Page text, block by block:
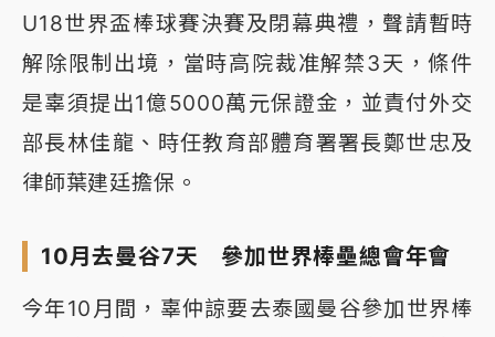
U18世界盃棒球賽決賽及閉幕典禮，聲請暫時
解除限制出境，當時高院裁准解禁3天，條件
是辜須提出1億5000萬元保證金，並責付外交
部長林佳龍、時任教育部體育署署長鄭世忠及
律師葉建廷擔保。
10月去曼谷7天 參加世界棒壘總會年會
今年10月間，辜仲諒要去泰國曼谷參加世界棒